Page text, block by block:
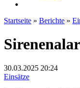
Startseite » Berichte »
30.03.2025 20:24
Einsätze